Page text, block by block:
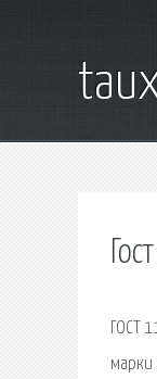
ГОСТ
марки